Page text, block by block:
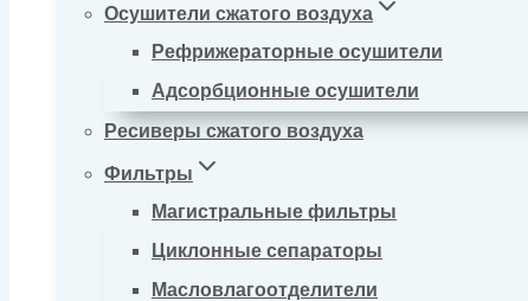
Осушители сжатого воздуха
Рефрижераторные осушители
Адсорбционные осушители
Ресиверы сжатого воздуха
Фильтры
Магистральные фильтры
Циклонные сепараторы
Масловлагоотделители